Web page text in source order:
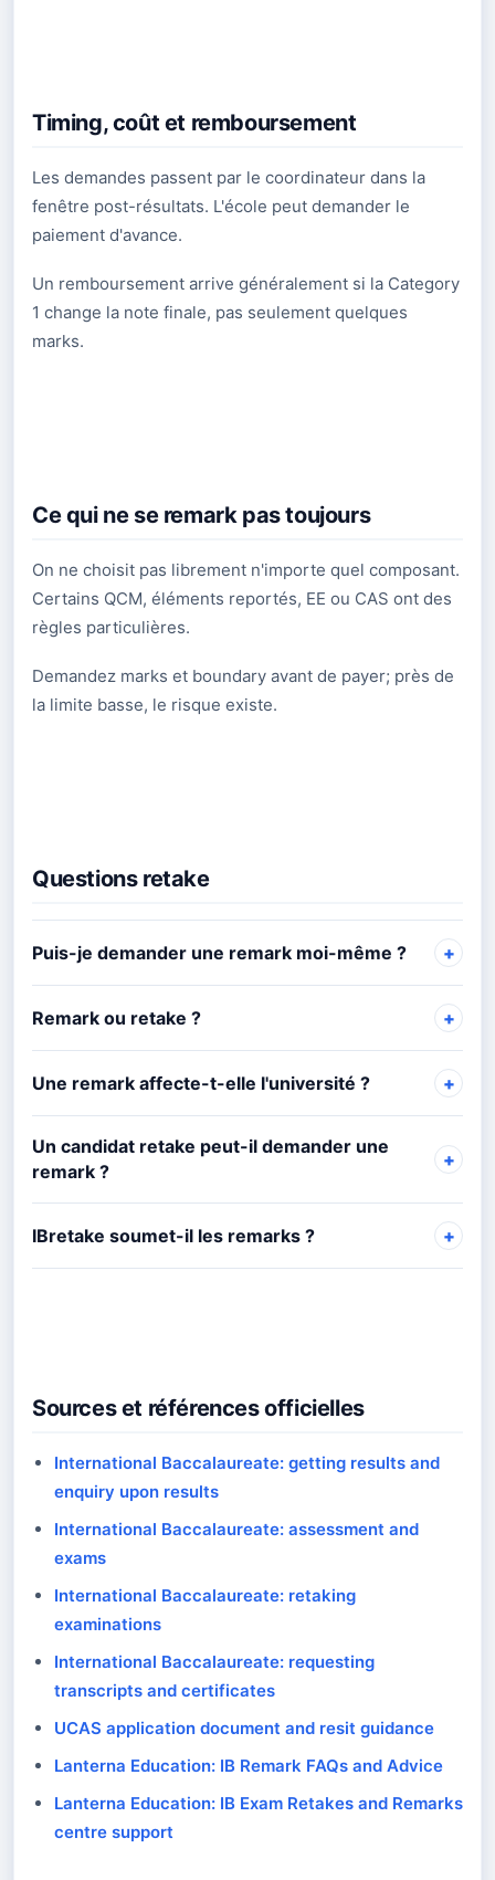
Timing, coût et remboursement
Les demandes passent par le coordinateur dans la
fenêtre post-résultats. L'école peut demander le
paiement d'avance.
Un remboursement arrive généralement si la Category
1 change la note finale, pas seulement quelques
marks.
Ce qui ne se remark pas toujours
On ne choisit pas librement n'importe quel composant.
Certains QCM, éléments reportés, EE ou CAS ont des
règles particulières.
Demandez marks et boundary avant de payer; près de
la limite basse, le risque existe.
Questions retake
Puis-je demander une remark moi-même ?
Remark ou retake ?
Une remark affecte-t-elle l'université ?
Un candidat retake peut-il demander une
remark ?
IBretake soumet-il les remarks ?
Sources et références officielles
International Baccalaureate: getting results and
enquiry upon results
International Baccalaureate: assessment and
exams
International Baccalaureate: retaking
examinations
International Baccalaureate: requesting
transcripts and certificates
UCAS application document and resit guidance
Lanterna Education: IB Remark FAQs and Advice
Lanterna Education: IB Exam Retakes and Remarks
centre support